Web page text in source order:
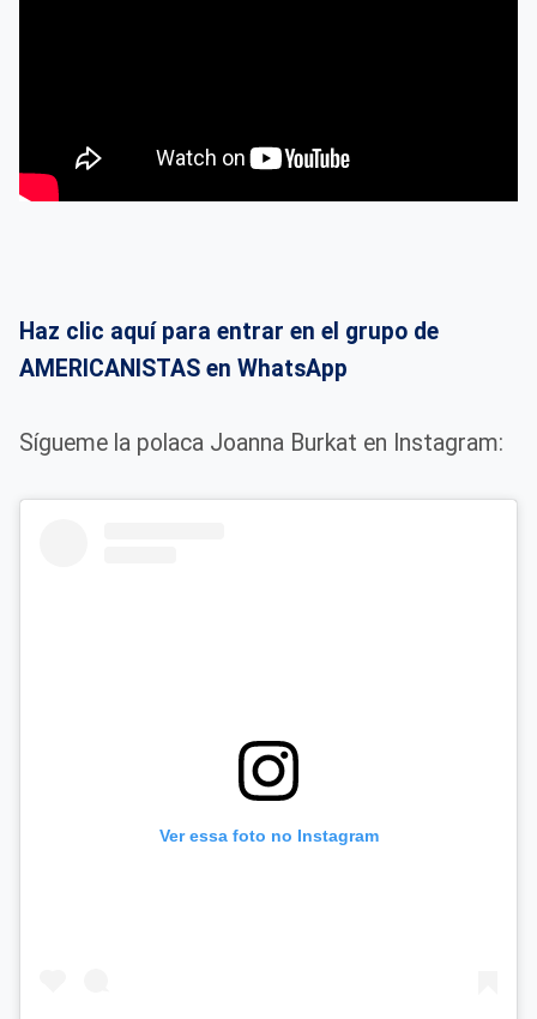
Haz clic aquí para entrar en el grupo de
AMERICANISTAS en WhatsApp
Sígueme la polaca Joanna Burkat en Instagram:
Ver essa foto no Instagram